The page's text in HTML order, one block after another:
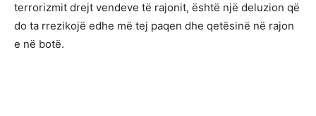
terrorizmit drejt vendeve të rajonit, është një deluzion që
do ta rrezikojë edhe më tej paqen dhe qetësinë në rajon
e në botë.